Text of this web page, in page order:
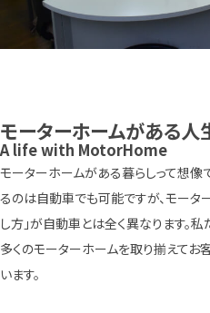
モーターホームがある人
A life with MotorHome
モーターホームがある暮らしって想
るのは自動車でも可能ですが、モータ
し方」が自動車とは全く異なります。
多くのモーターホームを取り揃えてお
います。